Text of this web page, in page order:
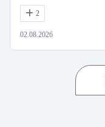
2
02.08.2026